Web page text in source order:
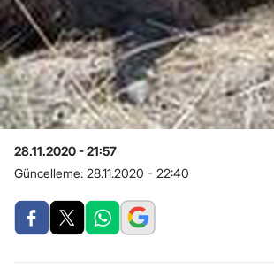
28.11.2020 - 21:57
Güncelleme: 28.11.2020 - 22:40